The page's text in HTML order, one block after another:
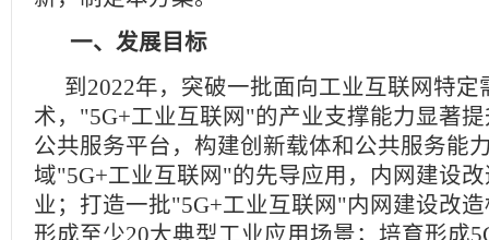
一、发展目标
到2022年，突破一批面向工业互联网特定
术，"5G+工业互联网"的产业支撑能力显著
公共服务平台，构建创新载体和公共服务能
域"5G+工业互联网"的先导应用，内网建设
业；打造一批"5G+工业互联网"内网建设改
形成至少20大典型工业应用场景；培育形成